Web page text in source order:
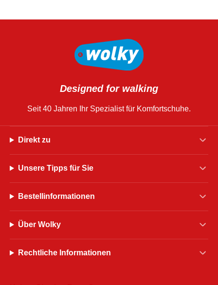
Designed for walking
Seit 40 Jahren Ihr Spezialist für Komfortschuhe.
Direkt zu
Unsere Tipps für Sie
Bestellinformationen
Über Wolky
Rechtliche Informationen